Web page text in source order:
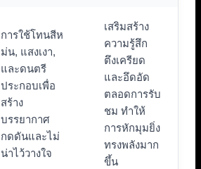
การใช้โทนสีห
ม่น, แสงเงา,
และดนตรี
ประกอบเพื่อ
สร้าง
บรรยากาศ
กดดันและไม่
น่าไว้วางใจ
เสริมสร้าง
ความรู้สึก
ตึงเครียด
และอึดอัด
ตลอดการรับ
ชม ทำให้
การหักมุมยิ่ง
ทรงพลังมาก
ขึ้น